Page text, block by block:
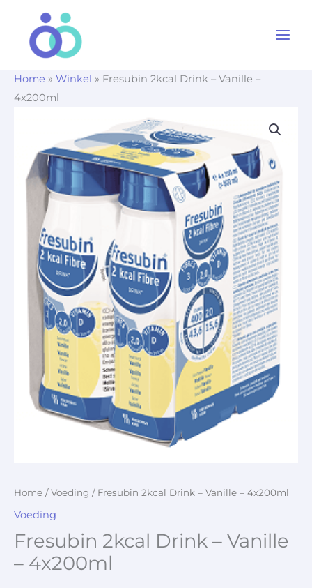
Home » Winkel » Fresubin 2kcal Drink – Vanille –
4x200ml
Home /Voeding / Fresubin 2kcal Drink – Vanille – 4x200ml
Voeding
Fresubin 2kcal Drink – Vanille
– 4x200ml